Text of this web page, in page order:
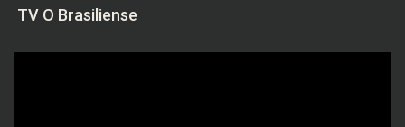
TV O Brasiliense